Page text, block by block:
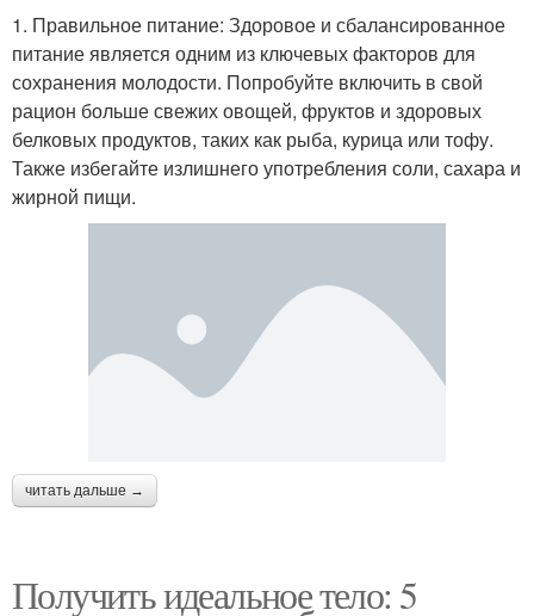
1. Правильное питание: Здоровое и сбалансированное
питание является одним из ключевых факторов для
сохранения молодости. Попробуйте включить в свой
рацион больше свежих овощей, фруктов и здоровых
белковых продуктов, таких как рыба, курица или тофу.
Также избегайте излишнего употребления соли, сахара и
жирной пищи.
читать дальше →
Получить идеальное тело: 5